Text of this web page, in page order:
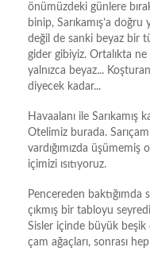
önümüzdeki günlere
binip, Sarıkamış’a doğru
değil de sanki beyaz bir
gider gibiyiz. Ortalıkta ne
yalnızca beyaz...
diyecek kadar...
Havaalanı ile Sarıkamış
Otelimiz burada.
vardığımızda
içimizi ısıtıyoruz.
Pencereden baktığımda
çıkmış bir tabloyu
Sisler içinde büyük beşik
çam ağaçları, sonrası